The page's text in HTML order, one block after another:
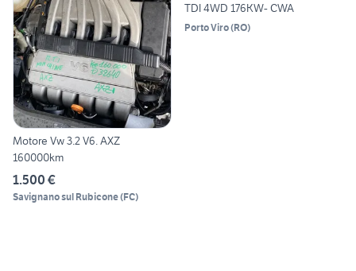
Motore Vw 3.2 V6. AXZ
160000km
1.500 €
Savignano sul Rubicone(FC)
TDI 4WD 176KW- CWA
Porto Viro(RO)